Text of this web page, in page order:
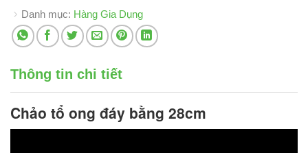
Danh mục: Hàng Gia Dụng
Thông tin chi tiết
Chảo tổ ong đáy bằng 28cm